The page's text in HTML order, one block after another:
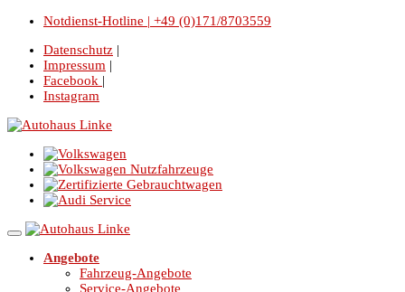
Notdienst-Hotline | +49 (0)171/8703559
Datenschutz |
Impressum |
Facebook |
Instagram
Angebote
Fahrzeug-Angebote
Service-Angebote